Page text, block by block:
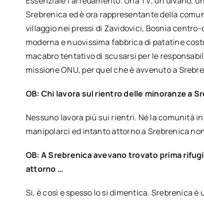
Srebrenica ed è ora rappresentante della
villaggio nei pressi di Zavidovici, Bosnia
moderna e nuovissima fabbrica di patatine
macabro tentativo di scusarsi per le
missione ONU, per quel che è avvenuto a
OB: Chi lavora sul rientro delle minoranze a
Nessuno lavora più sui rientri. Né la comunità
manipolarci ed intanto attorno a Srebrenica
OB: A Srebrenica avevano trovato prima
attorno …
Si, è così e spesso lo si dimentica. Srebrenica